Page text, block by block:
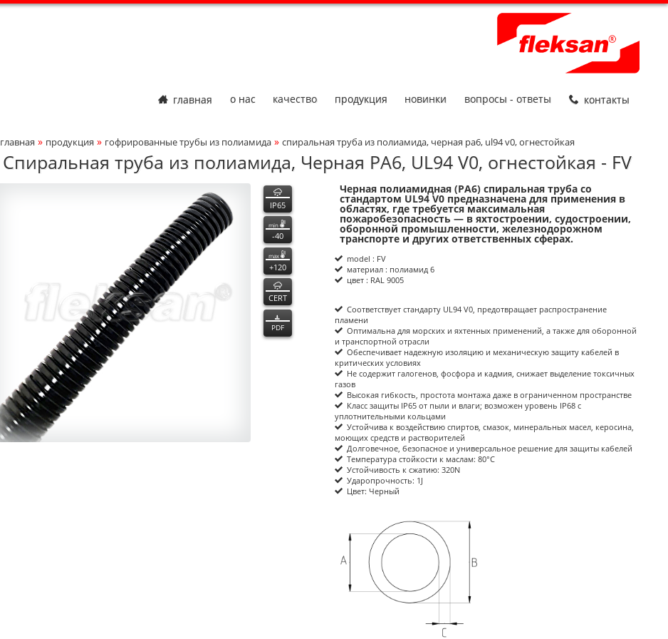
главная о нас качество продукция новинки вопросы - ответы контакты
Breadcrumbs Navigation
главная » продукция » гофрированные трубы из полиамида » спиральная труба из полиамида, черная pa6, ul94 v0, огнестойкая
Спиральная труба из полиамида, Черная PA6, UL94 V0, огнестойкая - FV
FV
FV функции
IP65
min
-40
max
+120
CERT
PDF
Product Informations
Черная полиамидная (PA6) спиральная труба со
стандартом UL94 V0 предназначена для применения в
областях, где требуется максимальная
пожаробезопасность — в яхтостроении, судостроении,
оборонной промышленности, железнодорожном
транспорте и других ответственных сферах.
model : FV
материал : полиамид 6
цвет : RAL 9005
Соответствует стандарту UL94 V0, предотвращает распространение
пламени
Оптимальна для морских и яхтенных применений, а также для оборонной
и транспортной отрасли
Обеспечивает надежную изоляцию и механическую защиту кабелей в
критических условиях
Не содержит галогенов, фосфора и кадмия, снижает выделение токсичных
газов
Высокая гибкость, простота монтажа даже в ограниченном пространстве
Класс защиты IP65 от пыли и влаги; возможен уровень IP68 с
уплотнительными кольцами
Устойчива к воздействию спиртов, смазок, минеральных масел, керосина,
моющих средств и растворителей
Долговечное, безопасное и универсальное решение для защиты кабелей
Температура стойкости к маслам: 80°C
Устойчивость к сжатию: 320N
Ударопрочность: 1J
Цвет: Черный